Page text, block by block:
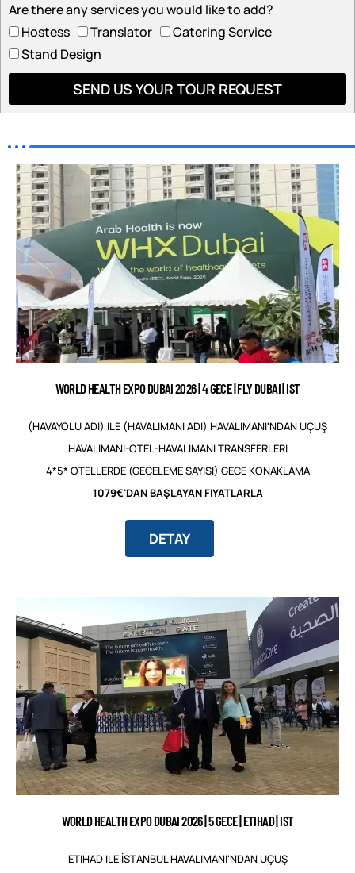
Are there any services you would like to add?
Hostess
Translator
Catering Service
Stand Design
SEND US YOUR TOUR REQUEST
WORLD HEALTH EXPO DUBAI 2026 | 4 GECE | FLY DUBAI | IST
(HAVAYOLU ADI) ILE (HAVALIMANI ADI) HAVALIMANI'NDAN UÇUŞ
HAVALIMANI-OTEL-HAVALIMANI TRANSFERLERI
4*5* OTELLERDE (GECELEME SAYISI) GECE KONAKLAMA
1079€'DAN BAŞLAYAN FIYATLARLA
DETAY
WORLD HEALTH EXPO DUBAI 2026 | 5 GECE | ETIHAD | IST
ETIHAD ILE İSTANBUL HAVALIMANI'NDAN UÇUŞ